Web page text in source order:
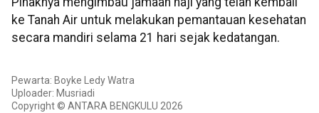
ke Tanah Air untuk melakukan pemantauan kesehatan
secara mandiri selama 21 hari sejak kedatangan.
Pewarta: Boyke Ledy Watra
Uploader: Musriadi
Copyright © ANTARA BENGKULU 2026